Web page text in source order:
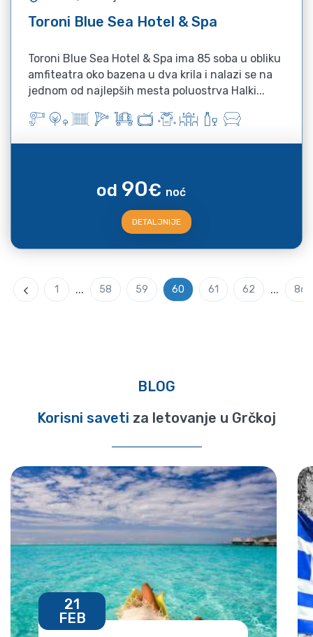
Toroni Blue Sea Hotel & Spa
Toroni Blue Sea Hotel & Spa ima 85 soba u obliku
amfiteatra oko bazena u dva krila i nalazi se na
jednom od najlepših mesta poluostrva Halki...
od 90€ noć
DETALJNIJE
Previous
1 ... 58 59 60 61 62 ... 86
BLOG
Korisni saveti za letovanje u Grčkoj
21
FEB